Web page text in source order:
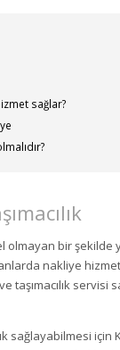
sağlar?
bir şekilde
nakliye
taşımacılık
sağlayabilmesi için